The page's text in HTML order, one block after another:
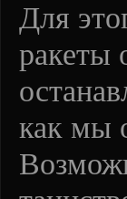
Для
ракеты
как мы